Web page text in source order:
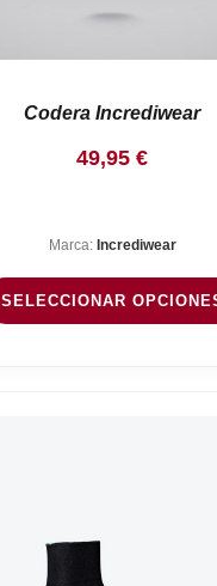
Codera Incrediwear
49,95 €
Marca: Incrediwear
SELECCIONAR